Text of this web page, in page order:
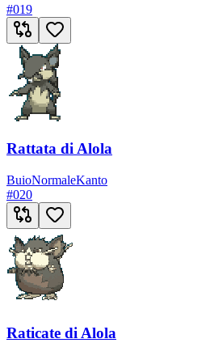
#019
Rattata di Alola
BuioNormaleKanto
#020
Raticate di Alola